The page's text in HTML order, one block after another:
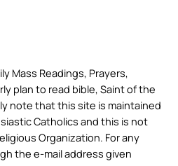
Mass Readings, Prayers,
plan to read bible, Saint of the
note that this site is maintained
Catholics and this is not
Organization. For any
the e-mail address given